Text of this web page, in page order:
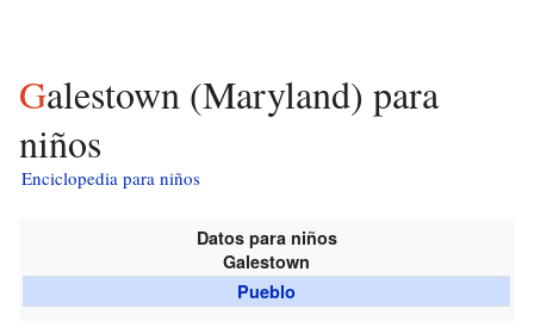
Galestown (Maryland) para
niños
Enciclopedia para niños
Datos para niños
Galestown
Pueblo